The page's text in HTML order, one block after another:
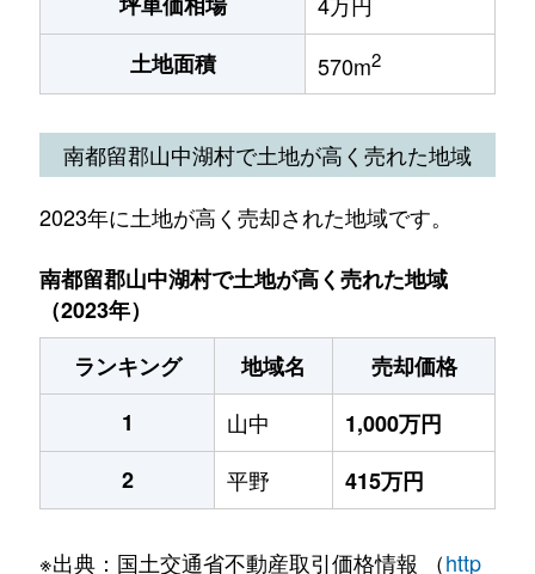
土地面積
570m2
南都留郡山中湖村で土地が高く売れた地域
2023年に土地が高く売却された地域です。
南都留郡山中湖村で土地が高く売れた地域
（2023年）
ランキング
地域名
売却価格
1
山中
1,000万円
2
平野 415万円
※出典：国土交通省不動産取引価格情報 （http